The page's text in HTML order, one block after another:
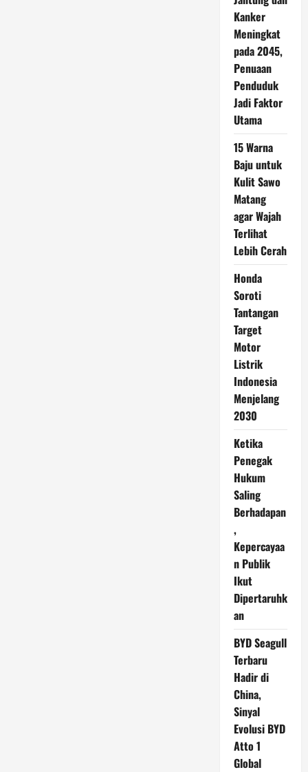
Kanker
Meningkat
pada 2045,
Penuaan
Penduduk
Jadi Faktor
Utama
15 Warna
Baju untuk
Kulit Sawo
Matang
agar Wajah
Terlihat
Lebih Cerah
Honda
Soroti
Tantangan
Target
Motor
Listrik
Indonesia
Menjelang
2030
Ketika
Penegak
Hukum
Saling
Berhadapan
,
Kepercayaa
n Publik
Ikut
Dipertaruhk
an
BYD Seagull
Terbaru
Hadir di
China,
Sinyal
Evolusi BYD
Atto 1
Global